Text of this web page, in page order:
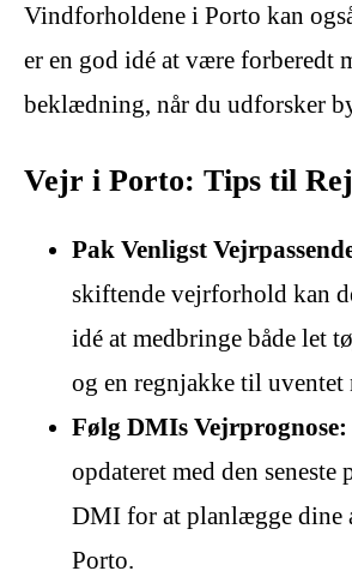
Vindforholdene i Porto kan
er en god idé at være forberedt
beklædning, når du udforsker
Vejr i Porto: Tips til
Pak Venligst
skiftende vejrforhold kan
idé at medbringe både let
og en regnjakke til uventet
Følg DMIs Vejrprognose:
opdateret med den seneste
DMI for at planlægge dine
Porto.